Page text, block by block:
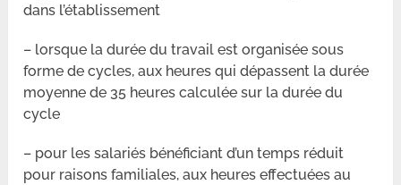
dans l’établissement
– lorsque la durée du travail est organisée sous
forme de cycles, aux heures qui dépassent la durée
moyenne de 35 heures calculée sur la durée du
cycle
– pour les salariés bénéficiant d’un temps réduit
pour raisons familiales, aux heures effectuées au